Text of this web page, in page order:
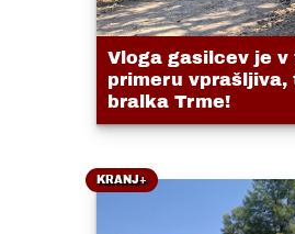
Vloga gasilcev je v
primeru vprašljiva,
bralka Trme!
KRANJ+